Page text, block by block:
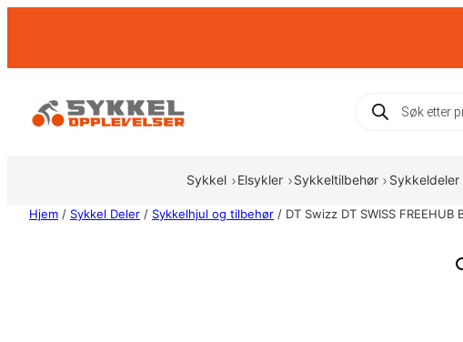
Products
search
Sykkel Elsykler Sykkeltilbehør Sykkeldeler
Hjem / Sykkel Deler / Sykkelhjul og tilbehør / DT Swizz DT SWISS FREEHUB